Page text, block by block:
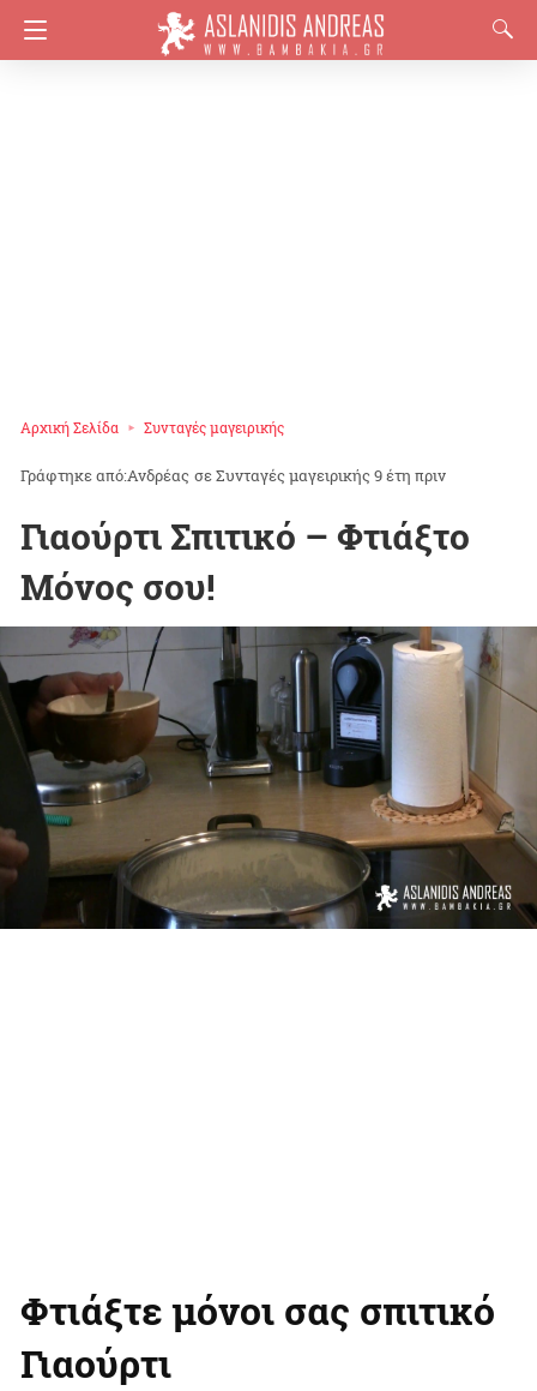
Αρχική Σελίδα Συνταγές μαγειρικής
Ανδρέας σεΣυνταγές μαγειρικής 9 έτη πριν
Γιαούρτι Σπιτικό – Φτιάξτο
Μόνος σου!
Φτιάξτε μόνοι σας σπιτικό
Γιαούρτι